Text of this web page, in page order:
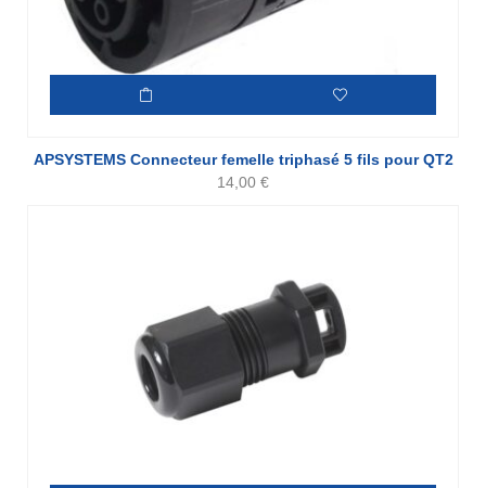
APSYSTEMS Connecteur femelle triphasé 5 fils pour QT2
14,00 €